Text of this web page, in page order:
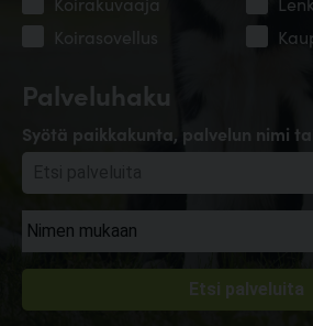
Palveluhaku
Syötä paikkakunta, palvelun nimi
Koirasovellus